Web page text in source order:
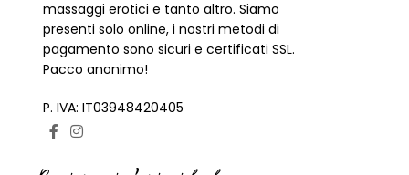
massaggi erotici e tanto altro. Siamo
presenti solo online, i nostri metodi di
pagamento sono sicuri e certificati SSL.
Pacco anonimo!
P. IVA: IT03948420405